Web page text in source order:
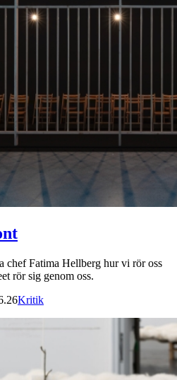
chef Fatima Hellberg hur vi rör oss
rör sig genom oss.
Kritik